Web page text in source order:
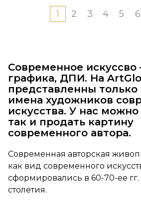
1 2 3 4 5 6
Современное искуссво
графика, ДПИ. На
представленны
имена художников
искусства. У нас можно
так и продать картину
современного автора.
Современная авторская
как вид современного
сформировались в 60-70-ее
столетия.